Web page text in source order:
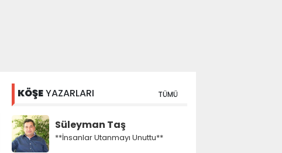
KÖŞEYAZARLARI TÜMÜ
Süleyman Taş
**İnsanlar Utanmayı Unuttu**